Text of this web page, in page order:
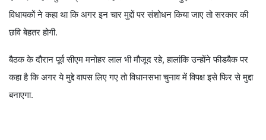
विधायकों ने कहा था कि अगर इन चार मुद्दों पर संशोधन किया जाए तो सरकार की
छवि बेहतर होगी.
बैठक के दौरान पूर्व सीएम मनोहर लाल भी मौजूद रहे, हालांकि उन्होंने फीडबैक पर
कहा है कि अगर ये मुद्दे वापस लिए गए तो विधानसभा चुनाव में विपक्ष इसे फिर से मुद्दा
बनाएगा.